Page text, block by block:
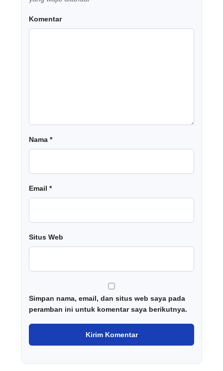
Komentar
Nama *
Email *
Situs Web
Simpan nama, email, dan situs web saya pada
peramban ini untuk komentar saya berikutnya.